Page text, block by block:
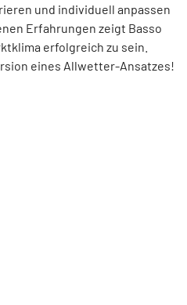
und individuell anpassen
Erfahrungen zeigt Basso
erfolgreich zu sein.
eines Allwetter-Ansatzes!